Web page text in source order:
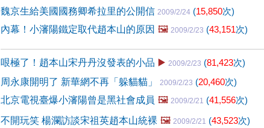
魏京生給美國國務卿希拉里的公開信 2009/2/24 (15,850次)
內幕！小瀋陽鐵定取代趙本山的原因 🖼️ 2009/2/23 (43,151次)
哏極了！趙本山宋丹丹沒發表的小品 ▶️ 2009/2/23 (81,423次)
周永康開明了 新華網不再「躲貓貓」
2009/2/23 (20,460次)
北京電視臺爆小瀋陽曾是黑社會成員 🖼️ 2009/2/21 (41,556次)
不開玩笑 楊瀾訪談宋祖英趙本山統裸 🖼️ 2009/2/21 (43,523次)